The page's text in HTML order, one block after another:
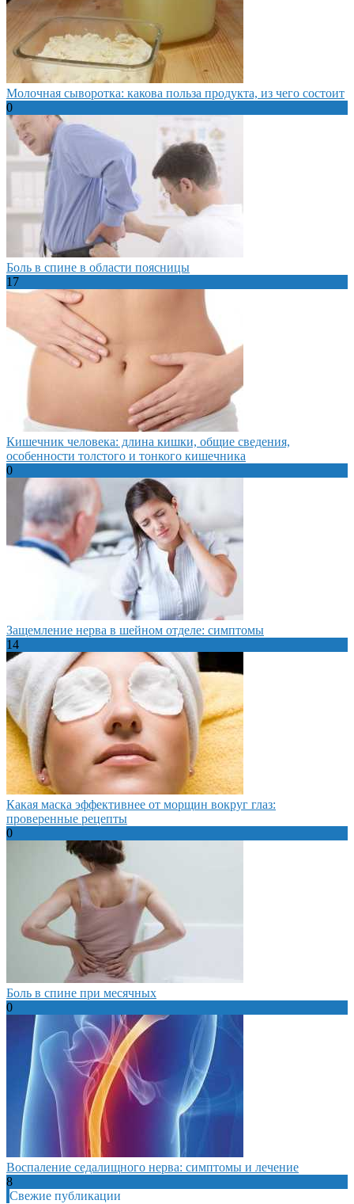
Молочная сыворотка: какова польза продукта, из чего состоит
0
Боль в спине в области поясницы
17
Кишечник человека: длина кишки, общие сведения,
особенности толстого и тонкого кишечника
0
Защемление нерва в шейном отделе: симптомы
14
Какая маска эффективнее от морщин вокруг глаз:
проверенные рецепты
0
Боль в спине при месячных
0
Воспаление седалищного нерва: симптомы и лечение
8
Свежие публикации